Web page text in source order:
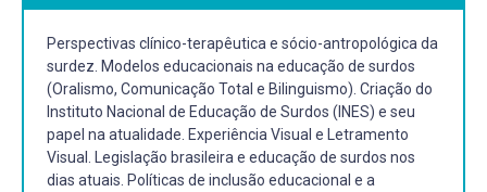
Perspectivas clínico-terapêutica e sócio-antropológica da
surdez. Modelos educacionais na educação de surdos
(Oralismo, Comunicação Total e Bilinguismo). Criação do
Instituto Nacional de Educação de Surdos (INES) e seu
papel na atualidade. Experiência Visual e Letramento
Visual. Legislação brasileira e educação de surdos nos
dias atuais. Políticas de inclusão educacional e a